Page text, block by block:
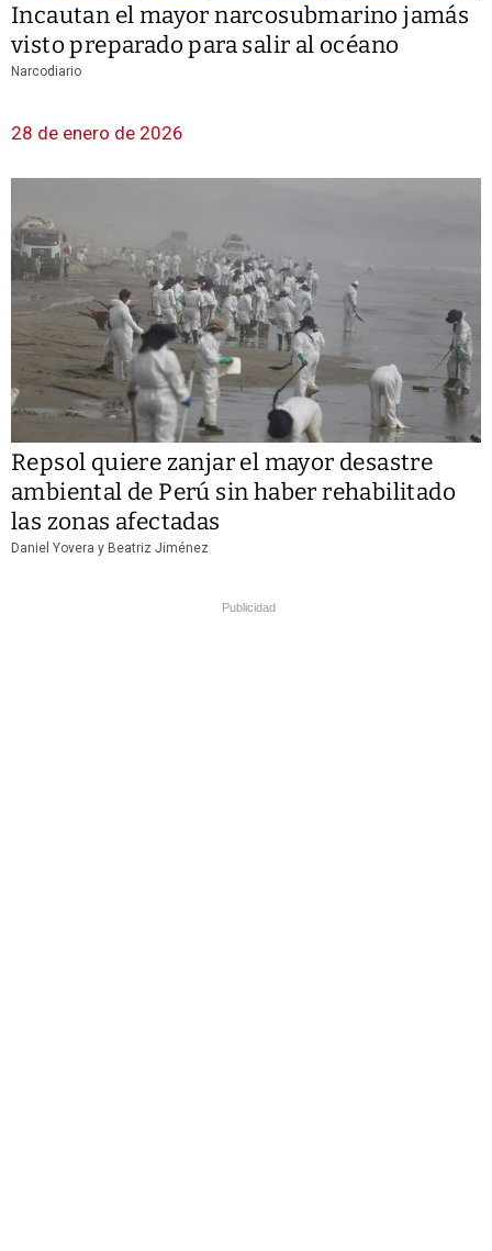
Incautan el mayor narcosubmarino jamás
visto preparado para salir al océano
Narcodiario
28 de enero de 2026
Repsol quiere zanjar el mayor desastre
ambiental de Perú sin haber rehabilitado
las zonas afectadas
Daniel Yovera y Beatriz Jiménez
Publicidad